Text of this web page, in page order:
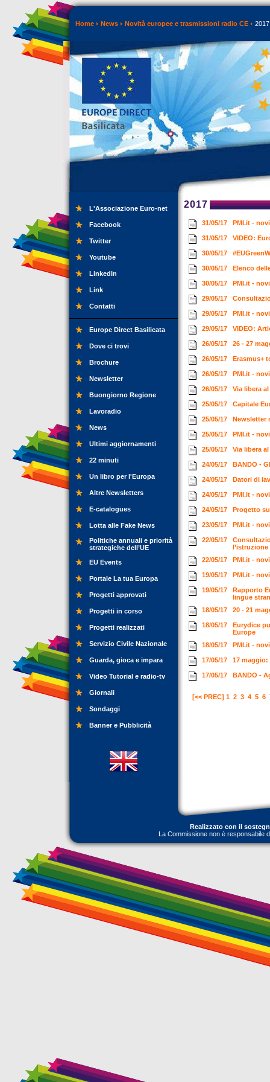
Home News Novità europee e trasmissioni radio CE 2017
L'Associazione Euro-net
Facebook
Twitter
Youtube
LinkedIn
Link
Contatti
Europe Direct Basilicata
Dove ci trovi
Brochure
Newsletter
Buongiorno Regione
Lavoradio
News
Ultimi aggiornamenti
22 minuti
Un libro per l'Europa
Altre Newsletters
E-catalogues
Lotta alle Fake News
Politiche annuali e priorità
strategiche dell’UE
EU Events
Portale La tua Europa
Progetti approvati
Progetti in corso
Progetti realizzati
Servizio Civile Nazionale
Guarda, gioca e impara
Video Tutorial e radio-tv
Giornali
Sondaggi
Banner e Pubblicità
2017
31/05/17 PMI.it -
31/05/17 VIDEO:
30/05/17
30/05/17 Elenco
30/05/17 PMI.it -
29/05/17
29/05/17 PMI.it -
29/05/17 VIDEO:
26/05/17 26 - 27
26/05/17 Erasmus+
26/05/17 PMI.it -
26/05/17 Via libera
25/05/17 Capitale
25/05/17 Newsletter
25/05/17 PMI.it -
25/05/17 Via libera
24/05/17 BANDO -
24/05/17 Datori di
24/05/17 PMI.it -
24/05/17 Progetto
23/05/17 PMI.it -
22/05/17
l’istruzione
22/05/17
PMI.it -
19/05/17 PMI.it -
19/05/17
Rapporto
lingue
18/05/17
20 - 21
18/05/17
Eurydice
Europe
18/05/17
PMI.it -
17/05/17 17
17/05/17 BANDO -
[<< PREC] 1 2 3 4 5 6
Realizzato con il
La Commissione non è responsabile